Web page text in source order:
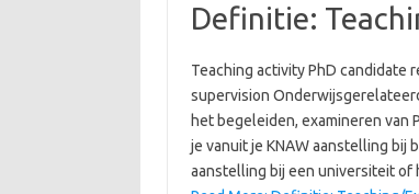
Definitie:
Teaching activity PhD candidate
supervision
het begeleiden, examineren van
je vanuit je KNAW aanstelling
aanstelling bij een universiteit